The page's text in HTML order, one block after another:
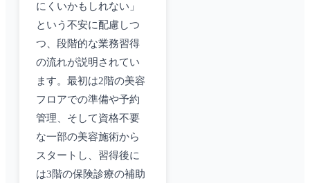
にくいかもしれない」
という不安に配慮しつ
つ、段階的な業務習得
の流れが説明されてい
ます。最初は2階の美容
フロアでの準備や予約
管理、そして資格不要
な一部の美容施術から
スタートし、習得後に
は3階の保険診療の補助